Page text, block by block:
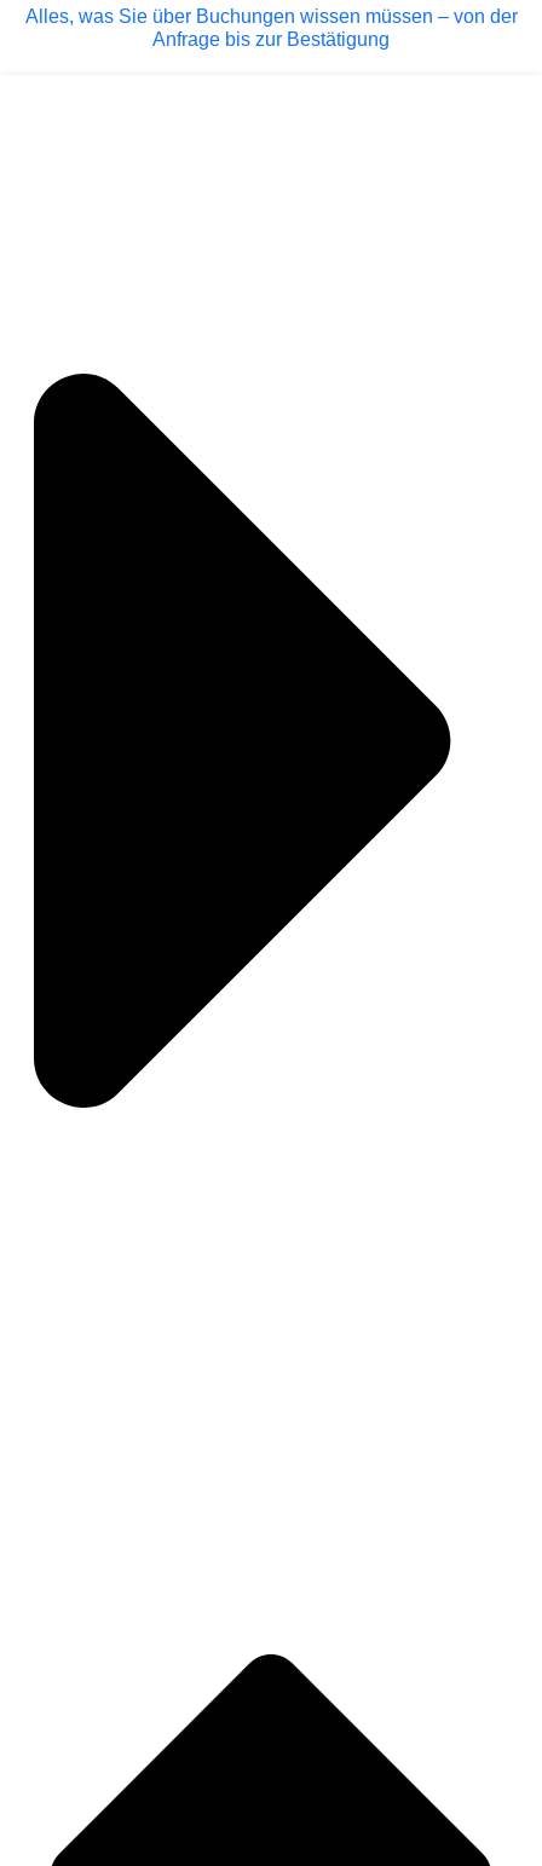
Alles, was Sie über Buchungen wissen müssen – von der
Anfrage bis zur Bestätigung